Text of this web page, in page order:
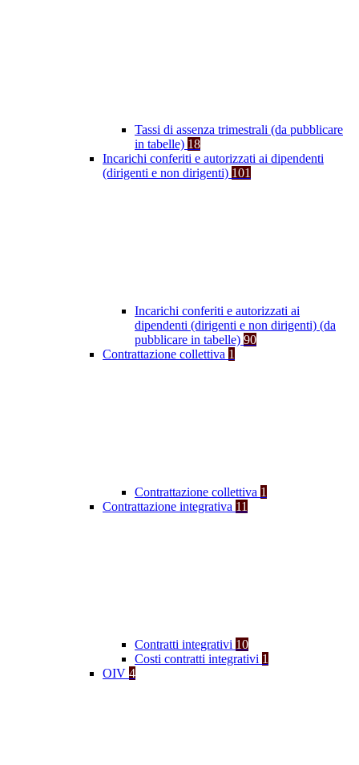
Tassi di assenza trimestrali (da pubblicare
in tabelle) 18
Incarichi conferiti e autorizzati ai dipendenti
(dirigenti e non dirigenti) 101
Incarichi conferiti e autorizzati ai
dipendenti (dirigenti e non dirigenti) (da
pubblicare in tabelle) 90
Contrattazione collettiva 1
Contrattazione collettiva 1
Contrattazione integrativa 11
Contratti integrativi 10
Costi contratti integrativi 1
OIV 4